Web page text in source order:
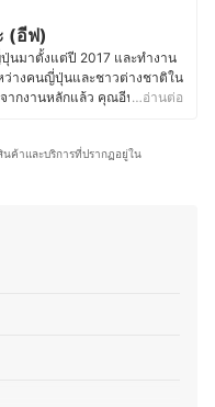
(A4M) ซึ่งนอกเหนือ
คุณพีชยังชื่นชอบการดูแลตัว
มเป็นพิเศษ จึงชอบที่จะศึกษา
ห้อต่าง ๆ และเวชสำอาง รวม
รมการดูแลสุขภาพเป็นพิเศษ
นแคร์ หรือกลุ่มสกินบูสเตอร์ที่จะ
ยใช้วิชาชีพในการตรวจรักษา
กษาด้านผิวพรรณและการ
สินใจใช้งานเพื่อให้ได้
รศุภกุล (พีช)
(อีฟ)
นมาตั้งแต่ปี 2017 และทำงาน
ว่างคนญี่ปุ่นและชาวต่างชาติใน
ากงานหลักแล้ว คุณอีฟยัง
ลิตภัณฑ์ และอ่านรีวิวเกี่ยวกับ
มอ นอกจากนี้ ยังมี
หาร โดยเฉพาะการคิดค้นสูตร
งคราว จึงชอบทดลองวัตถุดิบ
ปันเรื่องราวเกี่ยวกับความงาม
เพื่อให้ผู้อ่านสามารถนำไปปรับ
…อ่านต่อ
ค้าและบริการที่ปรากฏอยู่ใน